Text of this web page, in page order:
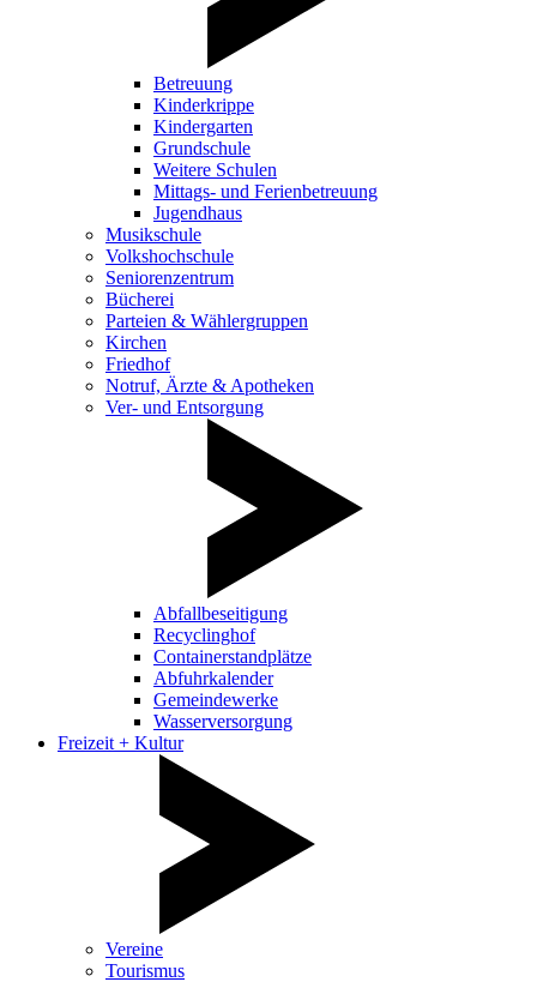
Betreuung
Kinderkrippe
Kindergarten
Grundschule
Weitere Schulen
Mittags- und Ferienbetreuung
Jugendhaus
Musikschule
Volkshochschule
Seniorenzentrum
Bücherei
Parteien & Wählergruppen
Kirchen
Friedhof
Notruf, Ärzte & Apotheken
Ver- und Entsorgung
Abfallbeseitigung
Recyclinghof
Containerstandplätze
Abfuhrkalender
Gemeindewerke
Wasserversorgung
Freizeit + Kultur
Vereine
Tourismus